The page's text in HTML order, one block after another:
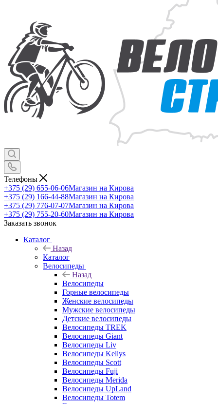
Телефоны
+375 (29) 655-06-06Магазин на Кирова
+375 (29) 166-44-88Магазин на Кирова
+375 (29) 776-07-07Магазин на Кирова
+375 (29) 755-20-60Магазин на Кирова
Заказать звонок
Каталог
Назад
Каталог
Велосипеды
Назад
Велосипеды
Горные велосипеды
Женские велосипеды
Мужские велосипеды
Детские велосипеды
Велосипеды TREK
Велосипеды Giant
Велосипеды Liv
Велосипеды Kellys
Велосипеды Scott
Велосипеды Fuji
Велосипеды Merida
Велосипеды UpLand
Велосипеды Totem